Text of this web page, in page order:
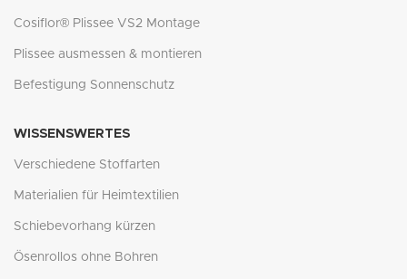
Cosiflor® Plissee VS2 Montage
Plissee ausmessen & montieren
Befestigung Sonnenschutz
WISSENSWERTES
Verschiedene Stoffarten
Materialien für Heimtextilien
Schiebevorhang kürzen
Ösenrollos ohne Bohren